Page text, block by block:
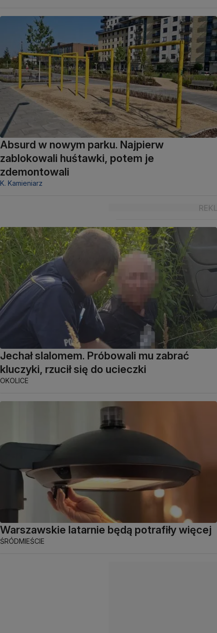
Absurd w nowym parku. Najpierw
zablokowali huśtawki, potem je
zdemontowali
K. Kamieniarz
Jechał slalomem. Próbowali mu zabrać
kluczyki, rzucił się do ucieczki
OKOLICE
Warszawskie latarnie będą potrafiły więcej
ŚRÓDMIEŚCIE